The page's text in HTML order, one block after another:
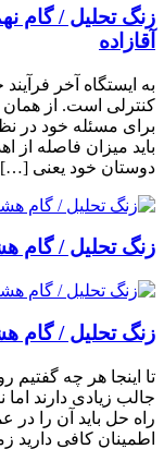
زنگ تحلیل / گام
آقازاده
به ایستگاه آخر
کنترلی است. از همان
برای مسئله خود در
باید میزان فاصله از
دوستان خود یعنی […]
زنگ تحلیل / گام
زنگ تحلیل / گام
تا اینجا هر چه گفتیم
جالب زیادی دارند اما
راه حل باید آن را در
اطمینان کافی